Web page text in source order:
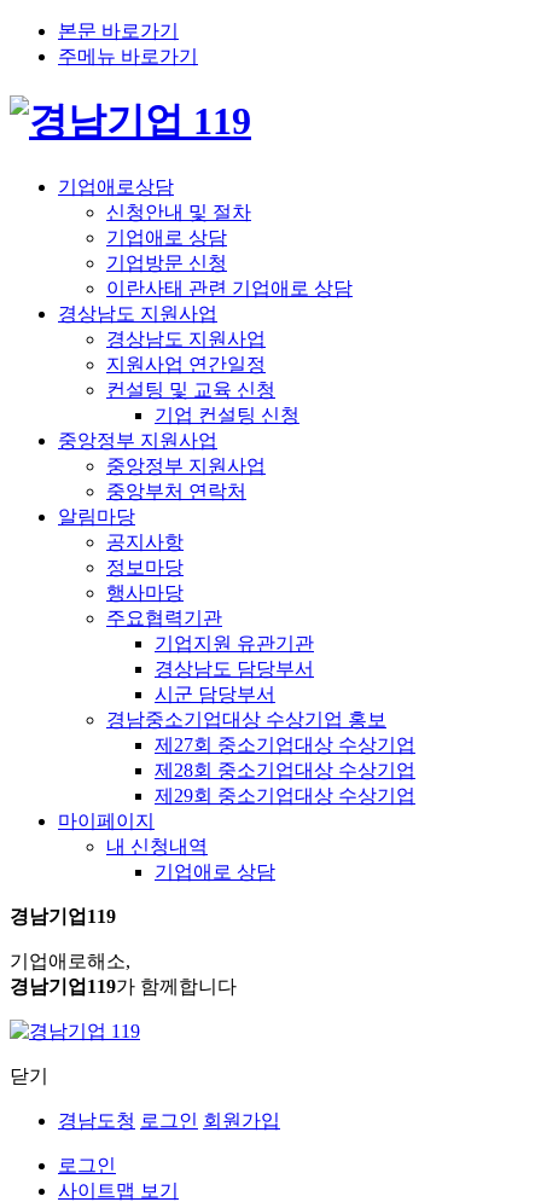
본문 바로가기
주메뉴 바로가기
기업애로상담
신청안내 및 절차
기업애로 상담
기업방문 신청
이란사태 관련 기업애로 상담
경상남도 지원사업
경상남도 지원사업
지원사업 연간일정
컨설팅 및 교육 신청
기업 컨설팅 신청
중앙정부 지원사업
중앙정부 지원사업
중앙부처 연락처
알림마당
공지사항
정보마당
행사마당
주요협력기관
기업지원 유관기관
경상남도 담당부서
시군 담당부서
경남중소기업대상 수상기업 홍보
제27회 중소기업대상 수상기업
제28회 중소기업대상 수상기업
제29회 중소기업대상 수상기업
마이페이지
내 신청내역
기업애로 상담
경남기업119
기업애로해소,
경남기업119가 함께합니다
닫기
경남도청 로그인 회원가입
로그인
사이트맵 보기